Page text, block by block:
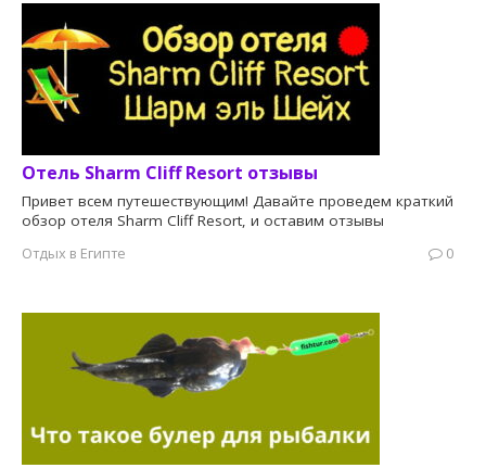
Отель Sharm Cliff Resort отзывы
Привет всем путешествующим! Давайте проведем краткий
обзор отеля Sharm Cliff Resort, и оставим отзывы
Отдых в Египте
0